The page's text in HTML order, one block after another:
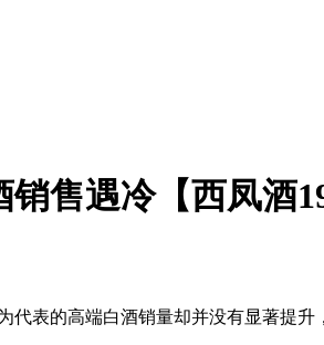
售遇冷【西凤酒
代表的高端白酒销量却并没有显著提